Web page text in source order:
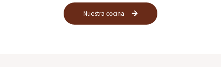
Nuestra cocina